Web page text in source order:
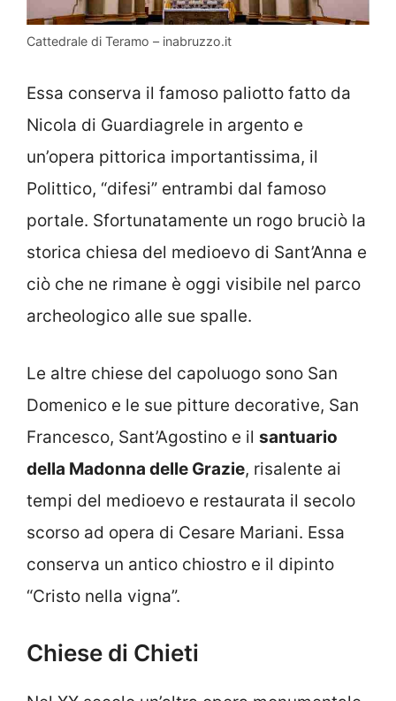
Cattedrale di Teramo – inabruzzo.it
Essa conserva il famoso paliotto fatto da
Nicola di Guardiagrele in argento e
un’opera pittorica importantissima, il
Polittico, “difesi” entrambi dal famoso
portale. Sfortunatamente un rogo bruciò la
storica chiesa del medioevo di Sant’Anna e
ciò che ne rimane è oggi visibile nel parco
archeologico alle sue spalle.
Le altre chiese del capoluogo sono San
Domenico e le sue pitture decorative, San
Francesco, Sant’Agostino e il santuario
della Madonna delle Grazie, risalente ai
tempi del medioevo e restaurata il secolo
scorso ad opera di Cesare Mariani. Essa
conserva un antico chiostro e il dipinto
“Cristo nella vigna”.
Chiese di Chieti